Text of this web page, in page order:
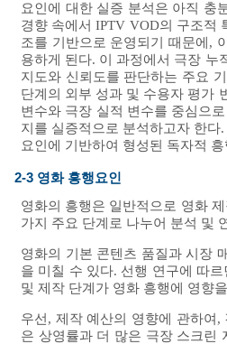
요인에 대한 실증 분석은 아직 충
경향 속에서 IPTV VOD의 구조적
조를 기반으로 운영되기 때문에,
용하게 된다. 이 과정에서 극장 누
지도와 신뢰도를 판단하는 주요
단계의 외부 성과 및 수용자 평가
변수와 극장 실적 변수를 중심으
지를 실증적으로 분석하고자 한
요인에 기반하여 형성된 독자적
2-3 영화 흥행요인
영화의 흥행은 일반적으로 영화
가지 주요 단계로 나누어 분석 및
영화의 기본 콘텐츠 품질과 시장
을 미칠 수 있다. 선행 연구에 따
및 제작 단계가 영화 흥행에 영향
우선, 제작 예산의 영향에 관하여
은 상영률과 더 많은 극장 스크린